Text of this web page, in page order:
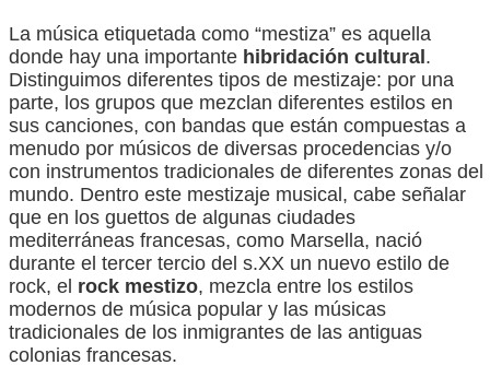
La música etiquetada como “mestiza” es aquella
donde hay una importante hibridación cultural .
Distinguimos diferentes tipos de mestizaje: por una
parte, los grupos que mezclan diferentes estilos en
sus canciones, con bandas que están compuestas a
menudo por músicos de diversas procedencias y/o
con instrumentos tradicionales de diferentes zonas del
mundo. Dentro este mestizaje musical, cabe señalar
que en los guettos de algunas ciudades
mediterráneas francesas, como Marsella, nació
durante el tercer tercio del s.XX un nuevo estilo de
rock, el rock mestizo, mezcla entre los estilos
modernos de música popular y las músicas
tradicionales de los inmigrantes de las antiguas
colonias francesas.